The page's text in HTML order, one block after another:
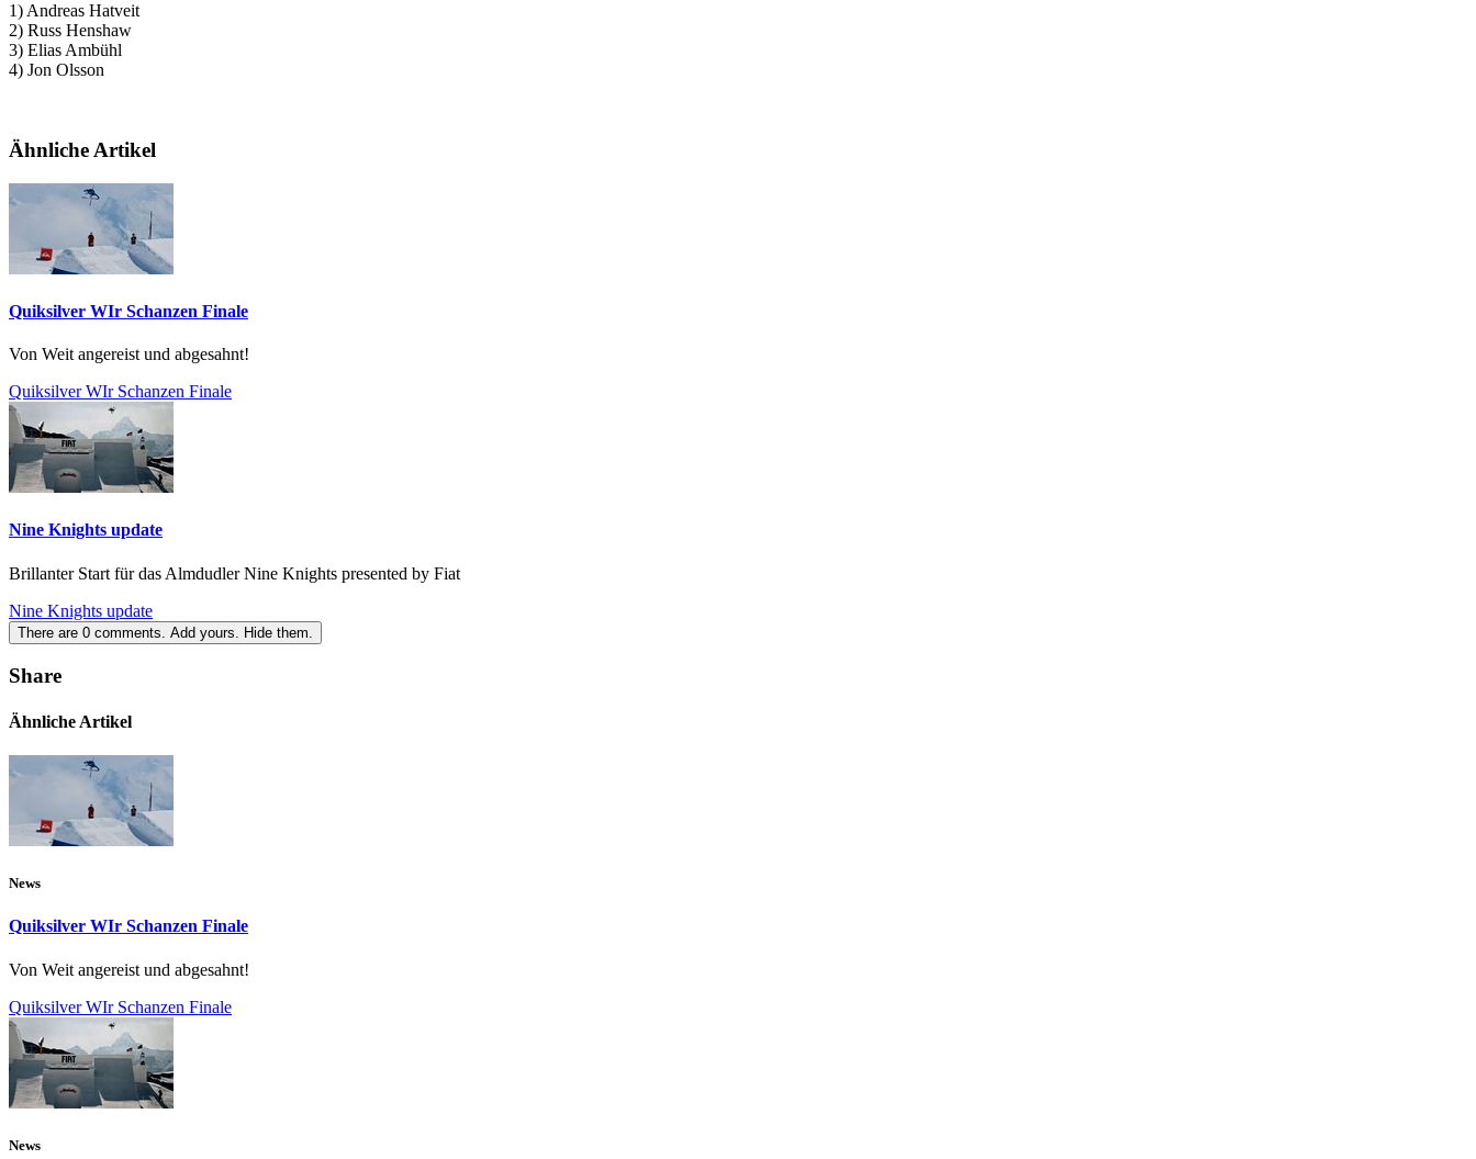
1) Andreas Hatveit
2) Russ Henshaw
3) Elias Ambühl
4) Jon Olsson
Ähnliche Artikel
Quiksilver WIr Schanzen Finale
Von Weit angereist und abgesahnt!
Quiksilver WIr Schanzen Finale
Nine Knights update
Brillanter Start für das Almdudler Nine Knights presented by Fiat
Nine Knights update
There are 0 comments. Add yours. Hide them.
Share
Ähnliche Artikel
News
Quiksilver WIr Schanzen Finale
Von Weit angereist und abgesahnt!
Quiksilver WIr Schanzen Finale
News